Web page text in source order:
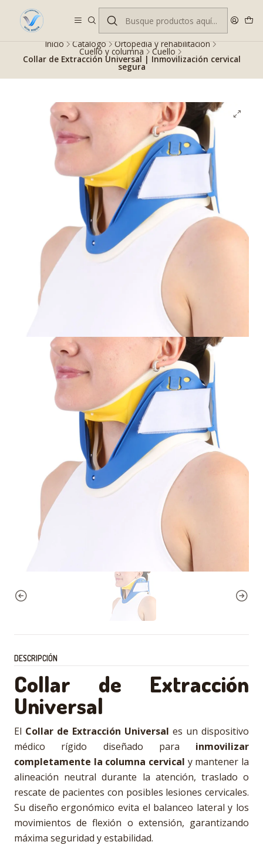
Despacho gratis en RM desde $100.000. Revisa las condiciones.
Inicio Catálogo Ortopedia y rehabilitación
Cuello y columna Cuello
Collar de Extracción Universal | Inmovilización cervical
segura
DESCRIPCIÓN
Collar de Extracción
Universal
El Collar de Extracción Universal es un dispositivo
médico rígido diseñado para inmovilizar
completamente la columna cervical y mantener la
alineación neutral durante la atención, traslado o
rescate de pacientes con posibles lesiones cervicales.
Su diseño ergonómico evita el balanceo lateral y los
movimientos de flexión o extensión, garantizando
máxima seguridad y estabilidad.